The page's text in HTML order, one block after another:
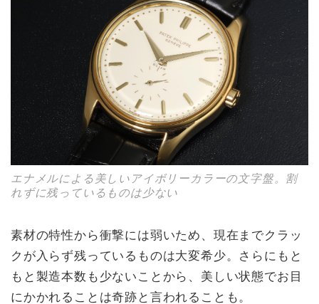
エナメルによる美しいアイボリーカラーの文字盤。割
れずに残っているものは少ない
素材の特性から衝撃には弱いため、現在までクラッ
クが入らず残っているものは大変希少。さらにもと
もと製造本数も少ないことから、美しい状態でお目
にかかれることは奇跡と言われることも。